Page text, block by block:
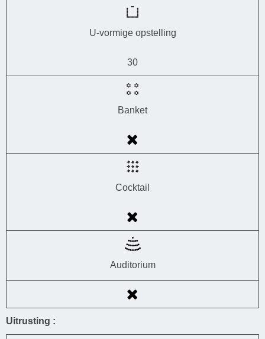
U-vormige opstelling
30
Banket
Cocktail
Auditorium
Uitrusting :